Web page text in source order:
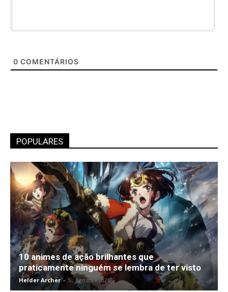
0 COMENTÁRIOS
POPULARES
10 animes de ação brilhantes que
praticamente ninguém se lembra de ter visto
Helder Archer - 5 , Agosto , 2026